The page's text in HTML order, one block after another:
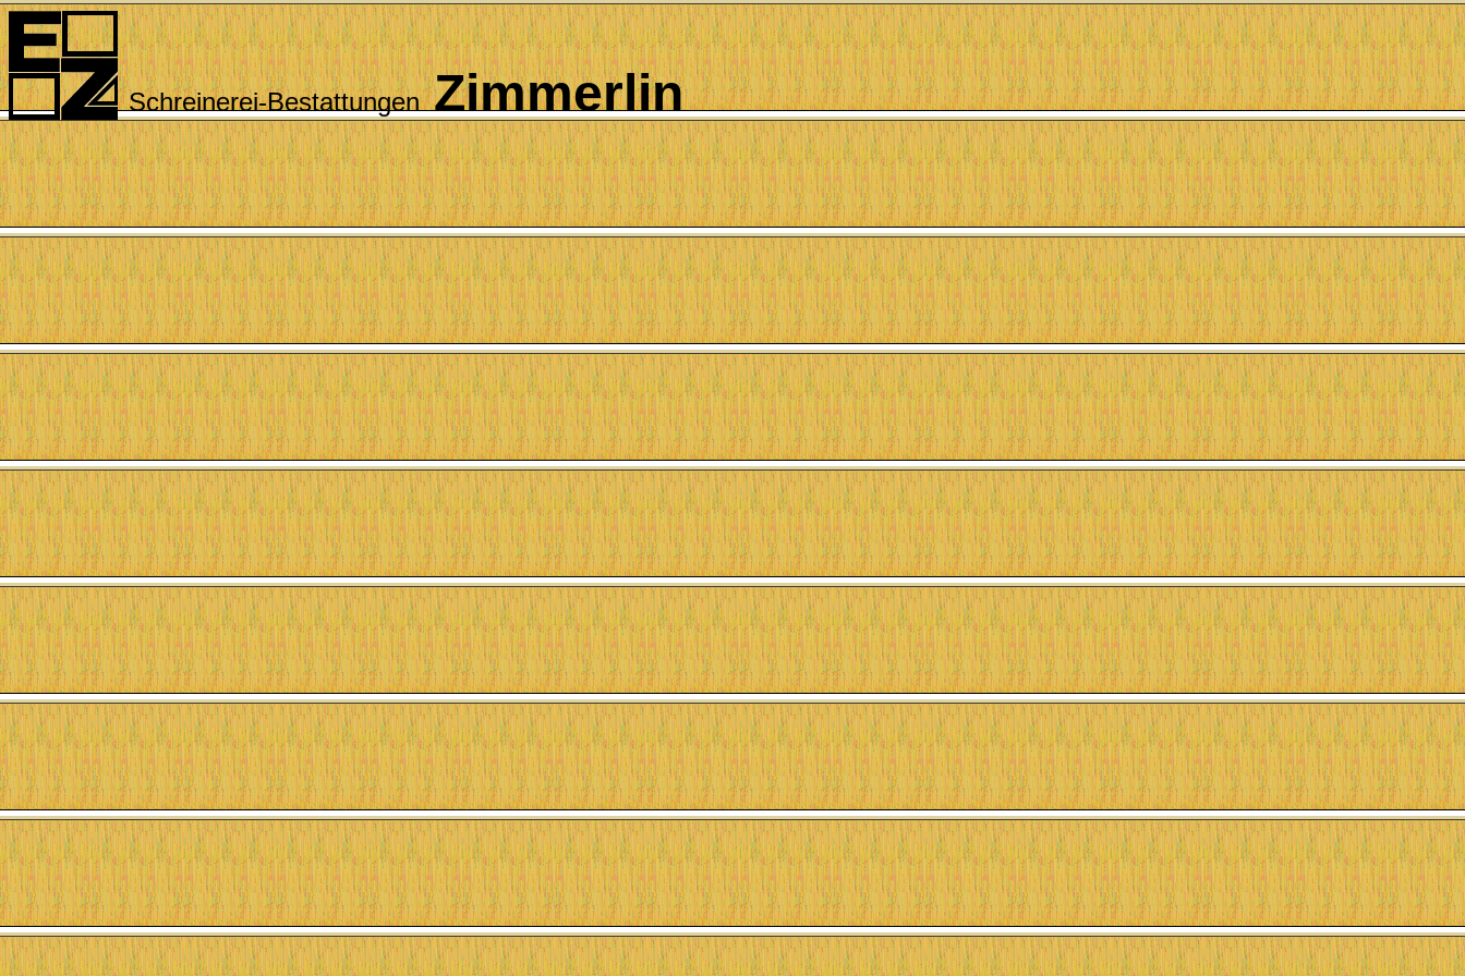
Schreinerei-Bestattungen Zimmerlin